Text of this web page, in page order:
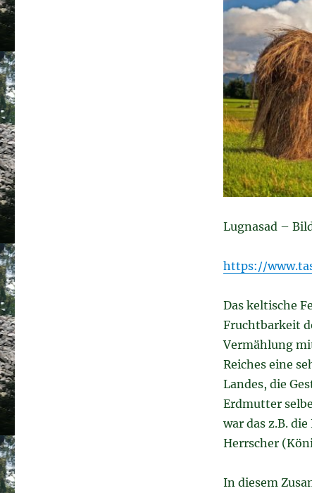
Lugnasad –
https://
Das keltische
Fruchtbarkeit
Vermählung
Reiches eine
Landes, die
Erdmutter
war das z.B.
Herrscher
In diesem